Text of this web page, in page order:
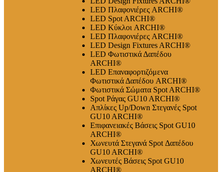
LED Πλαφονιέρες ARCHI®
LED Spot ARCHI®
LED Κύκλοι ARCHI®
LED Πλαφονιέρες ARCHI®
LED Design Fixtures ARCHI®
LED Φωτιστικά Δαπέδου
ARCHI®
LED Επαναφορτιζόμενα
Φωτιστικά Δαπέδου ARCHI®
Φωτιστικά Σώματα Spot ARCHI®
Spot Ράγας GU10 ARCHI®
Απλίκες Up/Down Στεγανές Spot
GU10 ARCHI®
Επιφανειακές Βάσεις Spot GU10
ARCHI®
Χωνευτά Στεγανά Spot Δαπέδου
GU10 ARCHI®
Χωνευτές Βάσεις Spot GU10
ARCHI®